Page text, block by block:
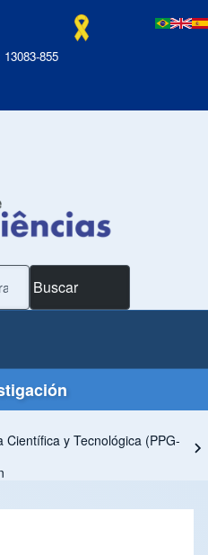
855
y Tecnológica (PPG-